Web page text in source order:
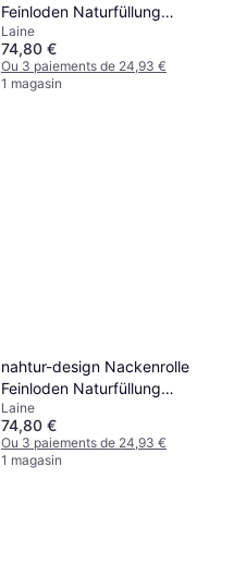
Feinloden Naturfüllung
Oreiller cervical Naturel, Bleu
Laine
74,80 €
Ou 3 paiements de 24,93 €
1 magasin
nahtur-design Nackenrolle
Feinloden Naturfüllung
Oreiller cervical Naturel
Laine
74,80 €
Ou 3 paiements de 24,93 €
1 magasin